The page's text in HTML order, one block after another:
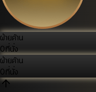
ฝ่ายค้าน
0ที่นั่ง
ฝ่ายค้าน
0ที่นั่ง